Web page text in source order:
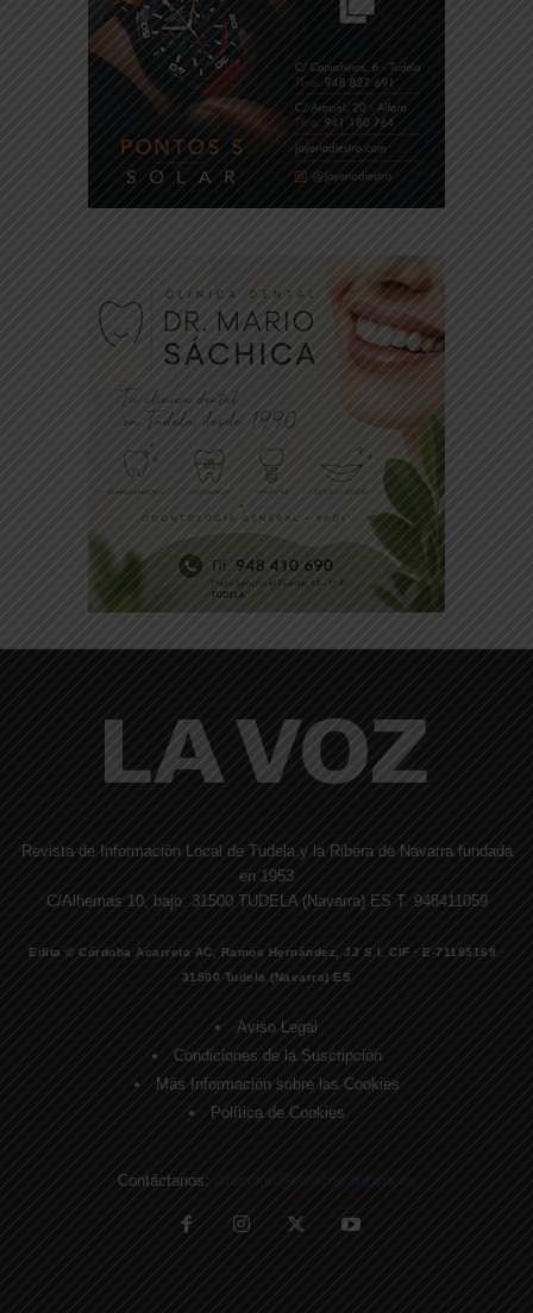
Revista de Información Local de Tudela y la Ribera de Navarra fundada
en 1953
C/Alhemas 10, bajo. 31500 TUDELA (Navarra) ES T. 948411059
Edita © Córdoba Acarreta AC, Ramos Hernández, JJ S.I. CIF · E-71185169 ·
31500 Tudela (Navarra) ES
Aviso Legal
Condiciones de la Suscripción
Más Información sobre las Cookies
Política de Cookies
Contáctanos: direccion@lavozdelaribera.es